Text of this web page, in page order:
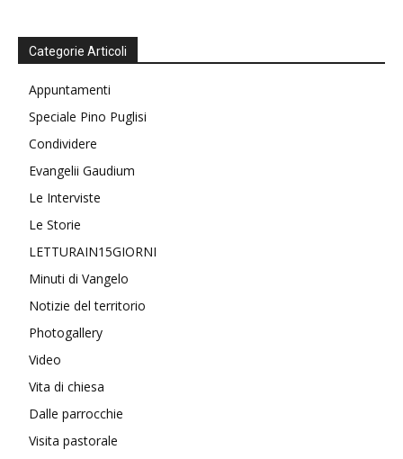
Categorie Articoli
Appuntamenti
Speciale Pino Puglisi
Condividere
Evangelii Gaudium
Le Interviste
Le Storie
LETTURAIN15GIORNI
Minuti di Vangelo
Notizie del territorio
Photogallery
Video
Vita di chiesa
Dalle parrocchie
Visita pastorale